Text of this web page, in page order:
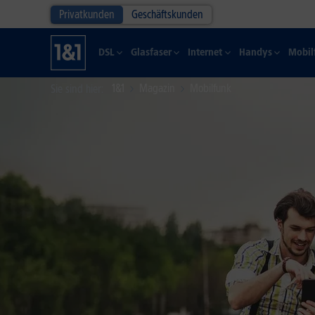
Privatkunden Geschäftskunden
DSL Glasfaser Internet Handys